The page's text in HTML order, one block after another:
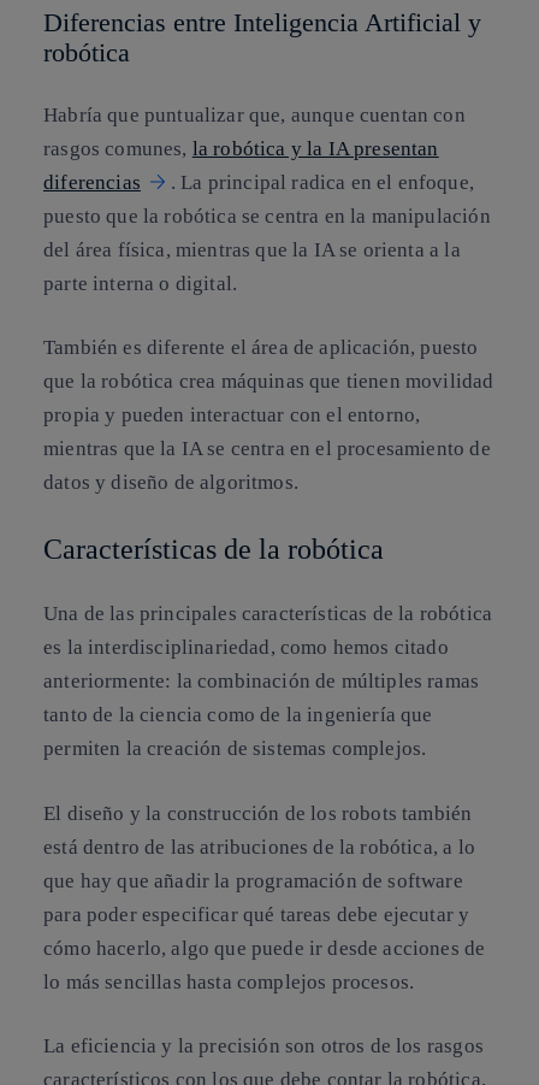
Diferencias entre Inteligencia Artificial y
robótica
Habría que puntualizar que, aunque cuentan con
rasgos comunes, la robótica y la IA presentan
diferencias
. La principal radica en el enfoque,
puesto que la robótica se centra en la manipulación
del área física, mientras que la IA se orienta a la
parte interna o digital.
También es diferente el área de aplicación, puesto
que la robótica crea máquinas que tienen movilidad
propia y pueden interactuar con el entorno,
mientras que la IA se centra en el procesamiento de
datos y diseño de algoritmos.
Características de la robótica
Una de las principales características de la robótica
es la interdisciplinariedad, como hemos citado
anteriormente: la combinación de múltiples ramas
tanto de la ciencia como de la ingeniería que
permiten la creación de sistemas complejos.
El diseño y la construcción de los robots también
está dentro de las atribuciones de la robótica, a lo
que hay que añadir la programación de software
para poder especificar qué tareas debe ejecutar y
cómo hacerlo, algo que puede ir desde acciones de
lo más sencillas hasta complejos procesos.
La eficiencia y la precisión son otros de los rasgos
característicos con los que debe contar la robótica,